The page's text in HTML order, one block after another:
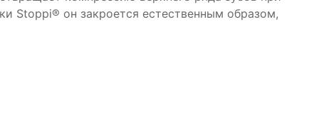
Stoppi® он закроется естественным образом,